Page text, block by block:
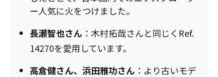
ー人気に火をつけました。
長瀬智也さん ：木村拓哉さんと同じくRef.
14270を愛用しています。
高倉健さん、浜田雅功さん ：より古いモデ